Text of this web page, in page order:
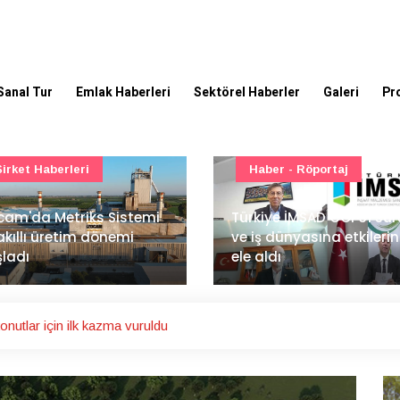
Tur Emlak Haberleri Sektörel Haberler Galeri
İMSAD COP31 süreci
dünyasına etkilerini
- Röportaj
TOKİ'den 51 şehirde 540
gayrimenkul
TOKİ - Emlak Konut GYO
için ilk kazma vuruldu